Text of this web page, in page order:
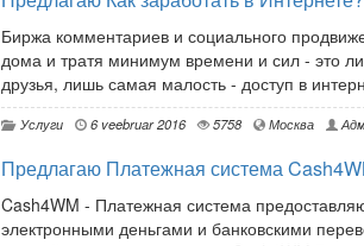
Биржа комментариев и социального
дома и тратя минимум времени и сил - это
друзья, лишь самая малость - доступ в
Услуги 6 veebruar 2016 5758 Москва
Предлагаю Платежная система
Cash4WM - Платежная система
электронными деньгами и банковскими